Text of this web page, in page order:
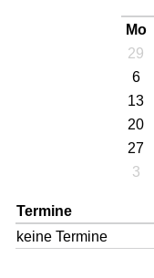
Mo
29
6
13
20
27
3
Termine
keine Termine